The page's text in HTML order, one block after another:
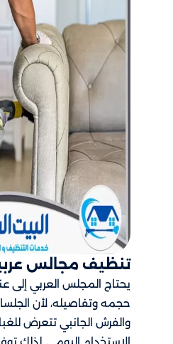
تنظيف مجالس
يحتاج المجلس العربي إلى
حجمه وتفاصيله، لأن
والفرش الجانبي تتعرض